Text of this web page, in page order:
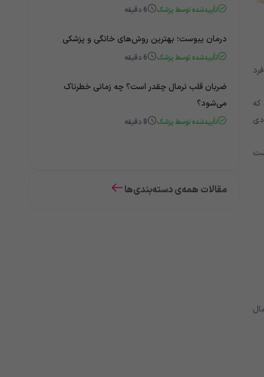
تأییدشده توسط پزشک 6 دقیقه
درمان یبوست؛ بهترین روش‌های خانگی و پزشکی
تأییدشده توسط پزشک 6 دقیقه
ضربان قلب نرمال چقدر است؟ چه زمانی خطرناک
می‌شود؟
تأییدشده توسط پزشک 8 دقیقه
مقالات همه‌ی دسته‌بندی‌ها